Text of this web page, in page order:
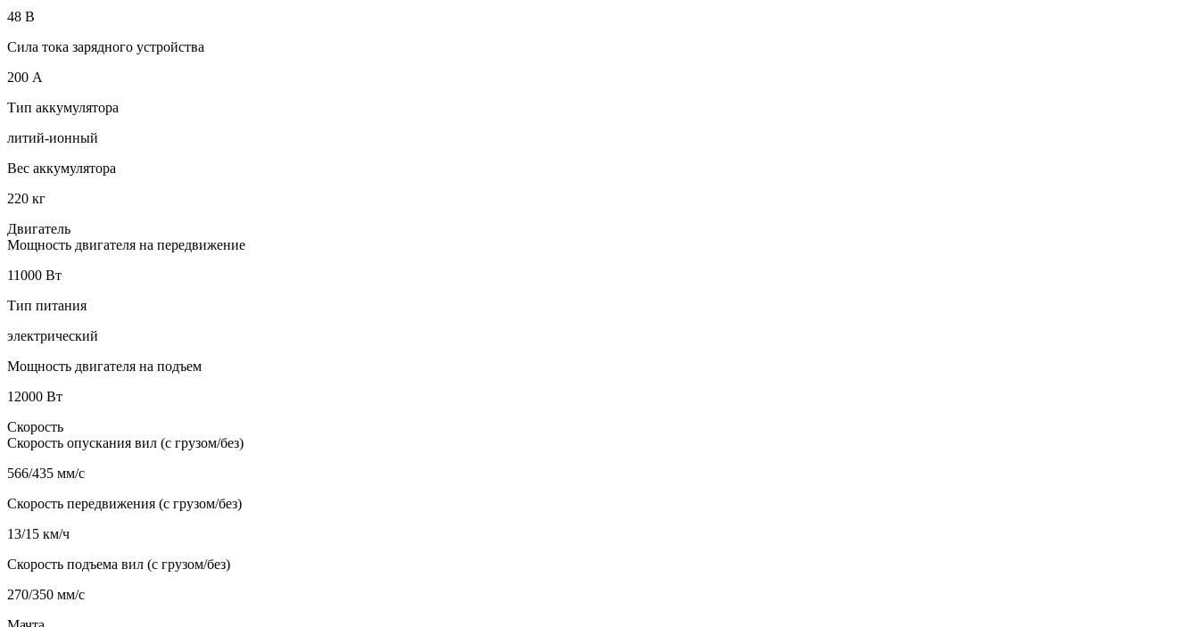
48 B
Сила тока зарядного устройства
200 А
Тип аккумулятора
литий-ионный
Вес аккумулятора
220 кг
Двигатель
Мощность двигателя на передвижение
11000 Вт
Тип питания
электрический
Мощность двигателя на подъем
12000 Вт
Скорость
Скорость опускания вил (с грузом/без)
566/435 мм/с
Скорость передвижения (с грузом/без)
13/15 км/ч
Скорость подъема вил (с грузом/без)
270/350 мм/с